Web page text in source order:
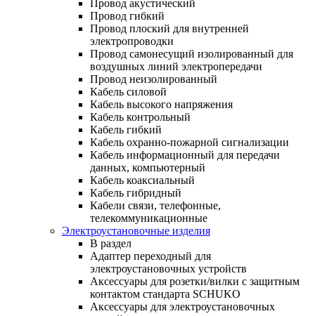
Провод акустический
Провод гибкий
Провод плоский для внутренней
электропроводки
Провод самонесущий изолированный для
воздушных линий электропередачи
Провод неизолированный
Кабель силовой
Кабель высокого напряжения
Кабель контрольный
Кабель гибкий
Кабель охранно-пожарной сигнализации
Кабель информационный для передачи
данных, компьютерный
Кабель коаксиальный
Кабель гибридный
Кабели связи, телефонные,
телекоммуникационные
Электроустановочные изделия
В раздел
Адаптер переходный для
электроустановочных устройств
Аксессуары для розетки/вилки с защитным
контактом стандарта SCHUKO
Аксессуары для электроустановочных